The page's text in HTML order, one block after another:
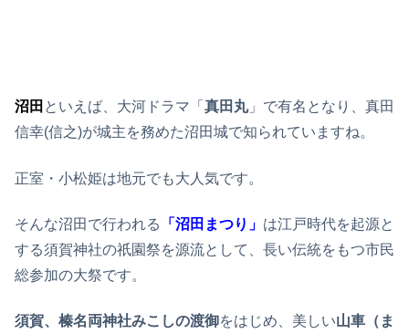
沼田 といえば、大河ドラマ「 真田丸」で有名となり、真田
信幸(信之)が城主を務めた沼田城で知られていますね。
正室・小松姫は地元でも大人気です。
そんな沼田で行われる 「沼田まつり」 は江戸時代を起源と
する須賀神社の祇園祭を源流として、長い伝統をもつ市民
総参加の大祭です。
須賀、榛名両神社みこしの渡御をはじめ、美しい山車（ま